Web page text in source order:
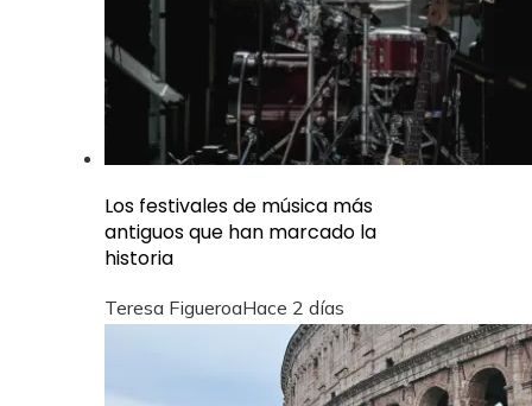
Los festivales de música más
antiguos que han marcado la
historia
Teresa FigueroaHace 2 días